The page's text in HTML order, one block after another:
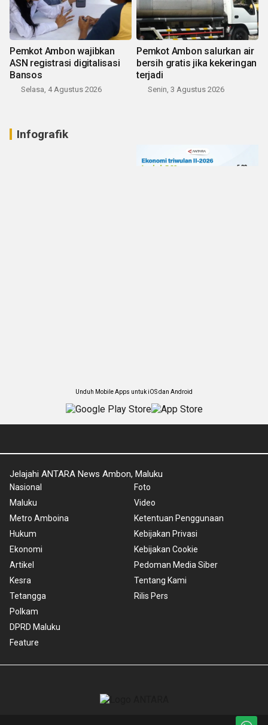
Pemkot Ambon wajibkan
ASN registrasi digitalisasi
Bansos
Selasa, 4 Agustus 2026
Pemkot Ambon salurkan air
bersih gratis jika kekeringan
terjadi
Senin, 3 Agustus 2026
Infografik
Unduh Mobile Apps untuk iOS dan Android
Jelajahi ANTARA News Ambon, Maluku
Nasional
Maluku
Metro Amboina
Hukum
Ekonomi
Artikel
Kesra
Tetangga
Polkam
DPRD Maluku
Feature
Foto
Video
Ketentuan Penggunaan
Kebijakan Privasi
Kebijakan Cookie
Pedoman Media Siber
Tentang Kami
Rilis Pers